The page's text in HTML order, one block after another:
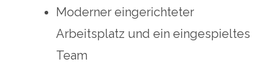
Moderner eingerichteter
Arbeitsplatz und ein eingespieltes
Team